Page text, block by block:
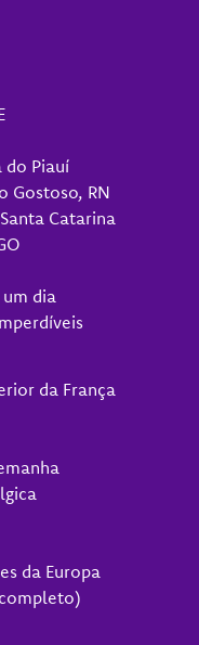
do Piauí
Gostoso, RN
Catarina
dia
da França
da Europa